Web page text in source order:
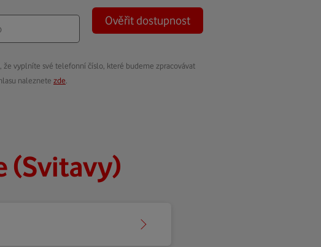
Ověřit dostupnost
vyplníte své telefonní číslo, které budeme zpracovávat
naleznete zde
(Svitavy)